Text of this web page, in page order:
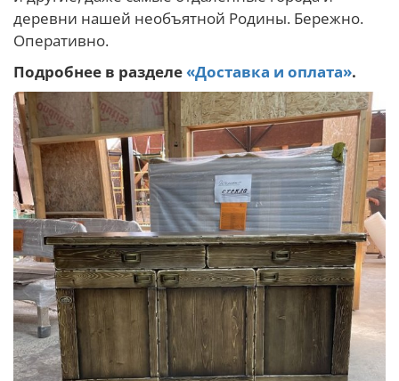
деревни нашей необъятной Родины. Бережно.
Оперативно.
Подробнее в разделе «Доставка и оплата».